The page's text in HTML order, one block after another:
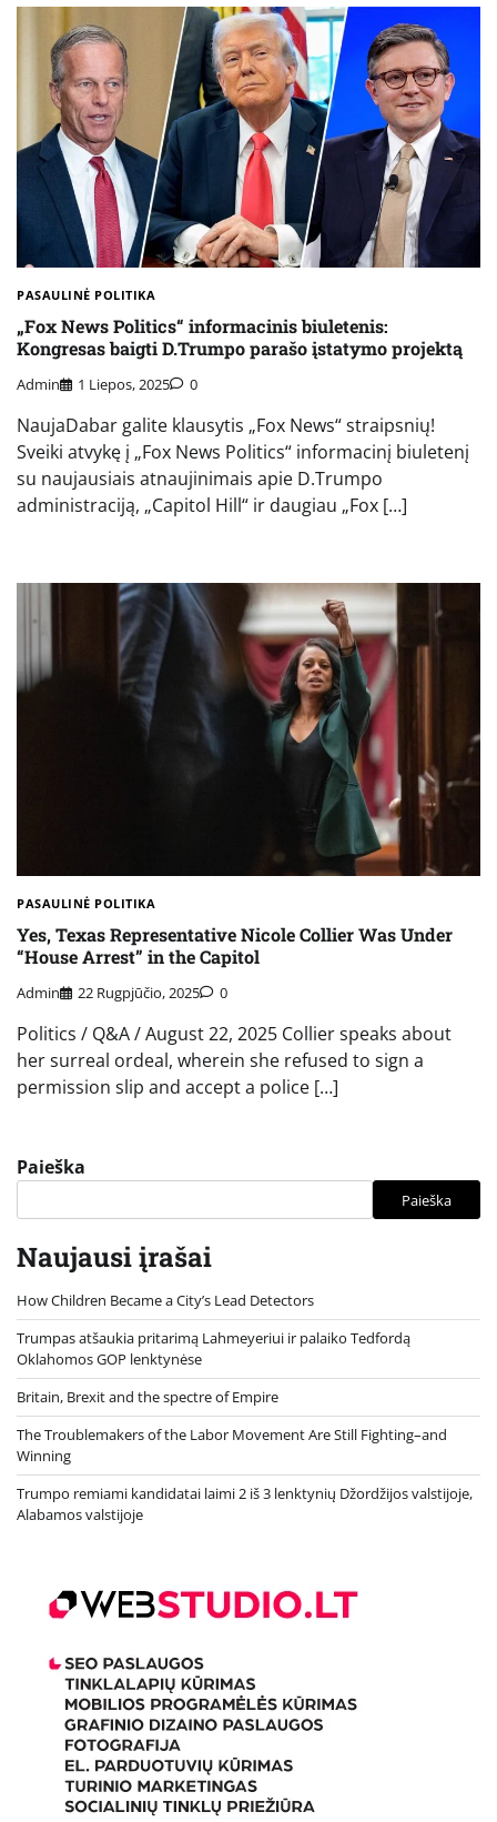
PASAULINĖ POLITIKA
„Fox News Politics“ informacinis biuletenis:
Kongresas baigti D.Trumpo parašo įstatymo projektą
Admin 1 Liepos, 2025 0
NaujaDabar galite klausytis „Fox News“ straipsnių!
Sveiki atvykę į „Fox News Politics“ informacinį biuletenį
su naujausiais atnaujinimais apie D.Trumpo
administraciją, „Capitol Hill“ ir daugiau „Fox […]
PASAULINĖ POLITIKA
Yes, Texas Representative Nicole Collier Was Under
“House Arrest” in the Capitol
Admin 22 Rugpjūčio, 2025 0
Politics / Q&A / August 22, 2025 Collier speaks about
her surreal ordeal, wherein she refused to sign a
permission slip and accept a police […]
Paieška
Paieška
Naujausi įrašai
How Children Became a City’s Lead Detectors
Trumpas atšaukia pritarimą Lahmeyeriui ir palaiko Tedfordą
Oklahomos GOP lenktynėse
Britain, Brexit and the spectre of Empire
The Troublemakers of the Labor Movement Are Still Fighting–and
Winning
Trumpo remiami kandidatai laimi 2 iš 3 lenktynių Džordžijos valstijoje,
Alabamos valstijoje